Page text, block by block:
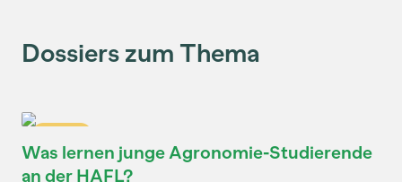
Dossiers zum Thema
Was lernen junge Agronomie-Studierende
an der HAFL?